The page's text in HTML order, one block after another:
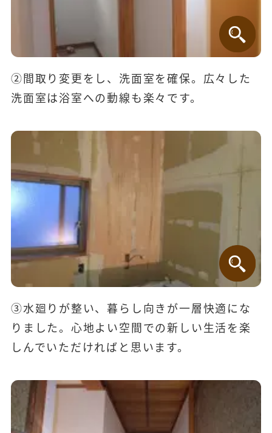
②間取り変更をし、洗面室を確保。広々した
洗面室は浴室への動線も楽々です。
③水廻りが整い、暮らし向きが一層快適にな
りました。心地よい空間での新しい生活を楽
しんでいただければと思います。